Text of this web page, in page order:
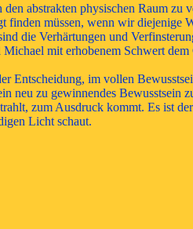
abstrakten physischen Raum
müssen, wenn wir diejenige
die Verhärtungen und
mit erhobenem Schwert
Entscheidung, im vollen
neu zu gewinnendes
zum Ausdruck kommt. Es ist
Licht schaut.